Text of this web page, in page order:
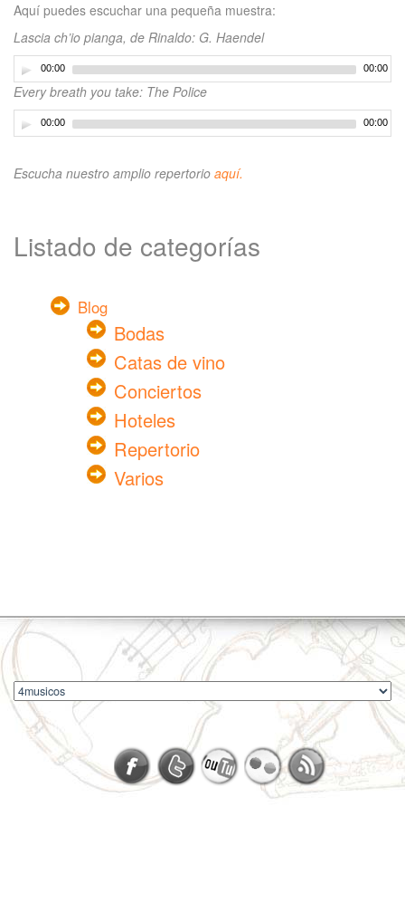
Aquí puedes escuchar una pequeña muestra:
Lascia ch’io pianga, de Rinaldo: G. Haendel
00:00 00:00
Every breath you take: The Police
00:00 00:00
Escucha nuestro amplio repertorio aquí.
Listado de categorías
Blog
Bodas
Catas de vino
Conciertos
Hoteles
Repertorio
Varios